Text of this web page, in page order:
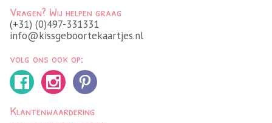
Vragen? Wij helpen graag
(+31) (0)497-331331
info@kissgeboortekaartjes.nl
volg ons ook op:
Klantenwaardering